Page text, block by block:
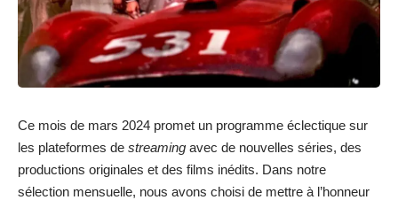
Ce mois de mars 2024 promet un programme éclectique sur
les plateformes de streaming avec de nouvelles séries, des
productions originales et des films inédits. Dans notre
sélection mensuelle, nous avons choisi de mettre à l’honneur